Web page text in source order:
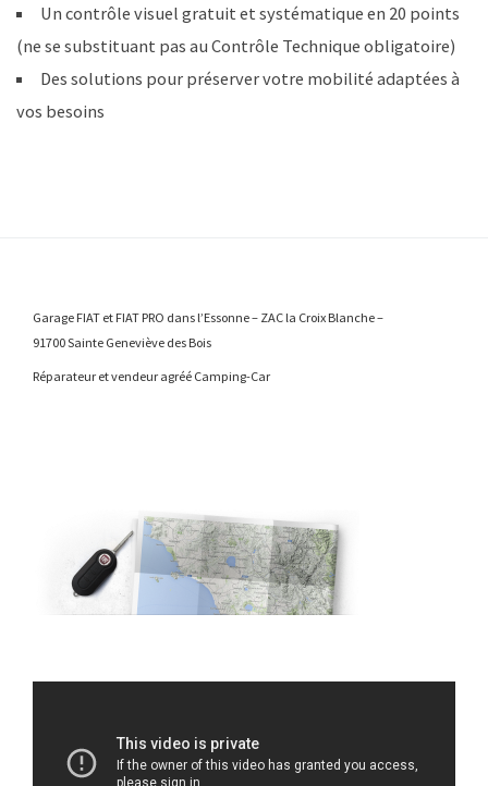
Un contrôle visuel gratuit et systématique en 20 points
(ne se substituant pas au Contrôle Technique obligatoire)
Des solutions pour préserver votre mobilité adaptées à
vos besoins
Garage FIAT et FIAT PRO dans l’Essonne – ZAC la Croix Blanche –
91700 Sainte Geneviève des Bois
Réparateur et vendeur agréé Camping-Car